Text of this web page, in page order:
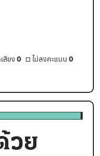
สียง 0 ไม่ลงคะแนน 0
วย